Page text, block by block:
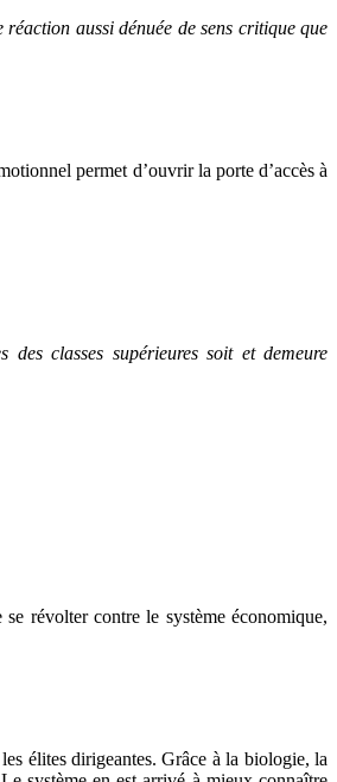
aussi dénuée de sens critique que
permet d’ouvrir la porte d’accès à
classes supérieures soit et demeure
révolter contre le système économique,
élites dirigeantes. Grâce à la biologie, la